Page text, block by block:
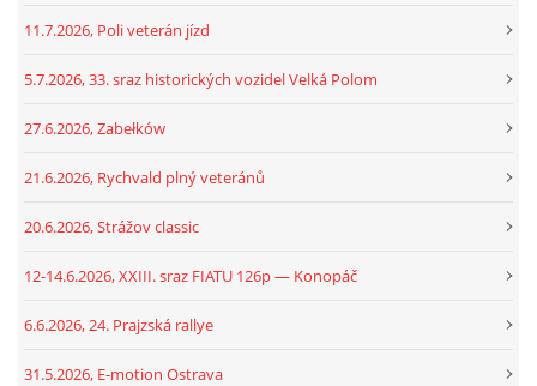
11.7.2026, Poli veterán jízd
5.7.2026, 33. sraz historických vozidel Velká Polom
27.6.2026, Zabełków
21.6.2026, Rychvald plný veteránů
20.6.2026, Strážov classic
12-14.6.2026, XXIII. sraz FIATU 126p — Konopáč
6.6.2026, 24. Prajzská rallye
31.5.2026, E-motion Ostrava